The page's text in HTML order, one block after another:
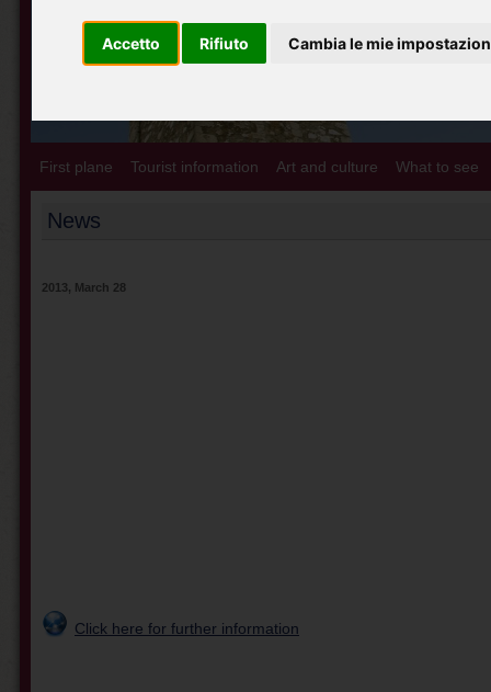
Accetto Rifiuto Cambia le mie
First plane Tourist information Art and culture What to see
News
2013, March 28
Click here for further information